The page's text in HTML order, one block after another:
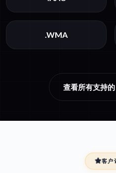
.WMA
查看所有支持
客户